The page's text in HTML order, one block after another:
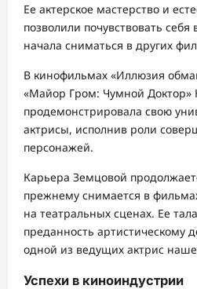
Ее актерское мастерство и
позволили почувствовать
начала сниматься в других
В кинофильмах «Иллюзия
«Майор Гром: Чумной Доктор»
продемонстрировала свою
актрисы, исполнив роли
персонажей.
Карьера Земцовой
прежнему снимается в
на театральных сценах. Ее
преданность артистическому
одной из ведущих актрис
Успехи в киноиндустрии